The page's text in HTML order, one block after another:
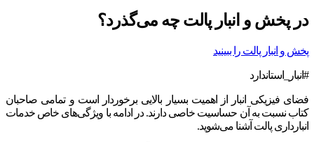
در پخش و انبار پالت چه می‌گذرد؟
پخش و انبار پالت را ببینید
#انبار_استاندارد
فضای فیزیکی انبار از اهمیت بسیار بالایی برخوردار است و تمامی صاحبان
کتاب نسبت به آن حساسیت خاصی دارند. در ادامه با ویژگی‌های خاص خدمات
انبارداری پالت آشنا می‌شوید.